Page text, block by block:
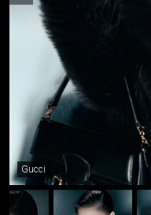
Gucci